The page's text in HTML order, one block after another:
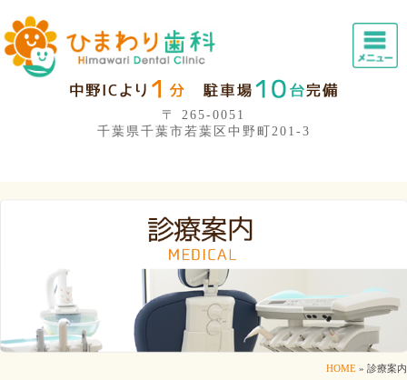
〒 265-0051
千葉県千葉市若葉区中野町201-3
HOME » 診療案内